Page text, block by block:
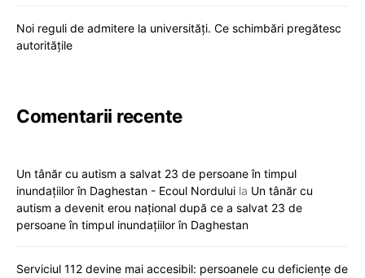
Noi reguli de admitere la universități. Ce schimbări pregătesc
autoritățile
Comentarii recente
Un tânăr cu autism a salvat 23 de persoane în timpul
inundațiilor în Daghestan - Ecoul Nordului la Un tânăr cu
autism a devenit erou național după ce a salvat 23 de
persoane în timpul inundațiilor în Daghestan
Serviciul 112 devine mai accesibil: persoanele cu deficiențe de